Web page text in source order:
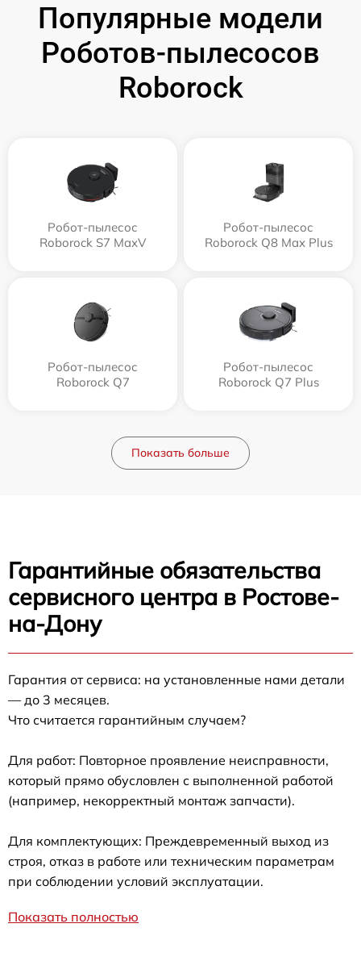
Популярные модели
Роботов-пылесосов
Roborock
Робот-пылесос
Roborock S7 MaxV
Робот-пылесос
Roborock Q8 Max Plus
Робот-пылесос
Roborock Q7
Робот-пылесос
Roborock Q7 Plus
Показать больше
Гарантийные обязательства
сервисного центра в Ростове-
на-Дону
Гарантия от сервиса: на установленные нами детали
— до 3 месяцев.
Что считается гарантийным случаем?
Для работ: Повторное проявление неисправности,
который прямо обусловлен с выполненной работой
(например, некорректный монтаж запчасти).
Для комплектующих: Преждевременный выход из
строя, отказ в работе или техническим параметрам
при соблюдении условий эксплуатации.
Показать полностью